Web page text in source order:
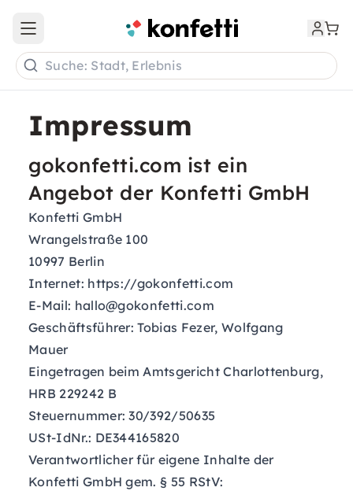
Impressum
gokonfetti.com ist ein
Angebot der Konfetti GmbH
Konfetti GmbH
Wrangelstraße 100
10997 Berlin
Internet: https://gokonfetti.com
E-Mail: hallo@gokonfetti.com
Geschäftsführer: Tobias Fezer, Wolfgang
Mauer
Eingetragen beim Amtsgericht Charlottenburg,
HRB 229242 B
Steuernummer: 30/392/50635
USt-IdNr.: DE344165820
Verantwortlicher für eigene Inhalte der
Konfetti GmbH gem. § 55 RStV:
Open main menu
Suche: Stadt, Erlebnis